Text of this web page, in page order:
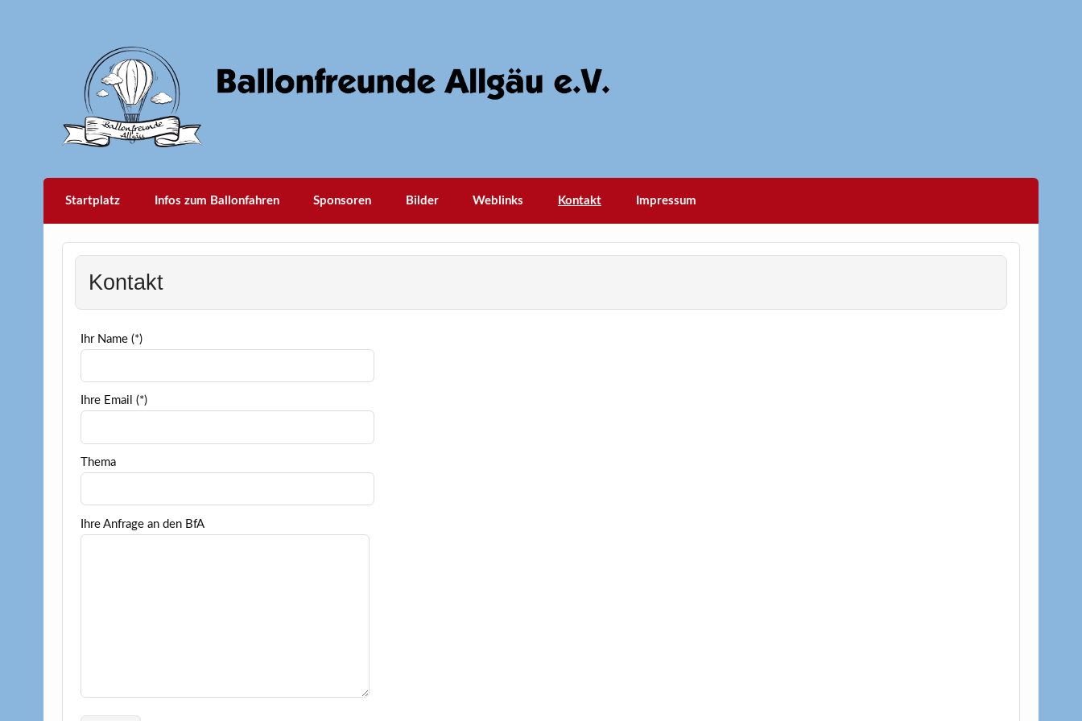
Startplatz Infos zum Ballonfahren Sponsoren Bilder Weblinks Kontakt Impressum
Kontakt
Ihr Name (*)
Ihre Email (*)
Thema
Ihre Anfrage an den BfA